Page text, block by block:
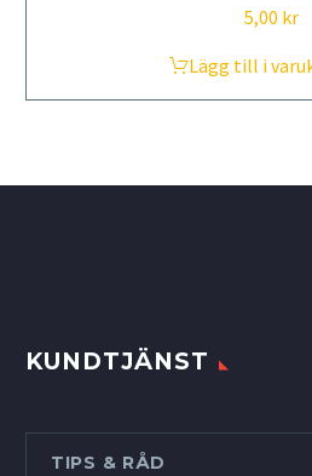
5,00 kr
Lägg till i
KUNDTJÄNST
TIPS & RÅD